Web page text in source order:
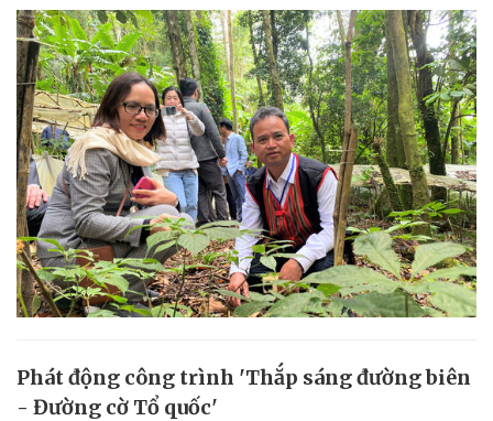
Phát động công trình 'Thắp sáng đường biên
- Đường cờ Tổ quốc'